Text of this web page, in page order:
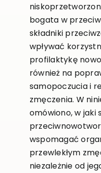
bogata w
składniki
wpływać
profilaktykę
również na
samopoczucia i
zmęczenia. W
omówiono, w jaki
wspomagać
przewlekłym
niezależnie od